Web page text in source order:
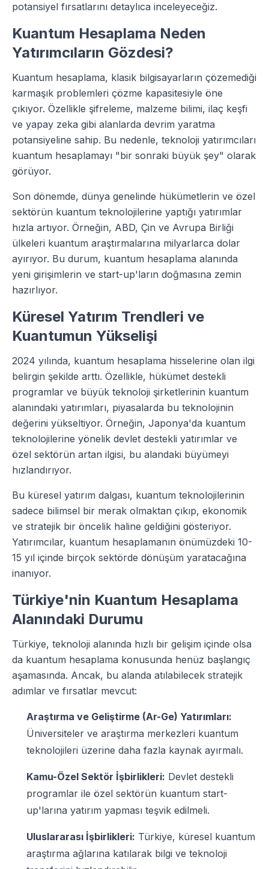
potansiyel fırsatlarını detaylıca inceleyeceğiz.
Kuantum Hesaplama Neden
Yatırımcıların Gözdesi?
Kuantum hesaplama, klasik bilgisayarların çözemediği
karmaşık problemleri çözme kapasitesiyle öne
çıkıyor. Özellikle şifreleme, malzeme bilimi, ilaç keşfi
ve yapay zeka gibi alanlarda devrim yaratma
potansiyeline sahip. Bu nedenle, teknoloji yatırımcıları
kuantum hesaplamayı "bir sonraki büyük şey" olarak
görüyor.
Son dönemde, dünya genelinde hükümetlerin ve özel
sektörün kuantum teknolojilerine yaptığı yatırımlar
hızla artıyor. Örneğin, ABD, Çin ve Avrupa Birliği
ülkeleri kuantum araştırmalarına milyarlarca dolar
ayırıyor. Bu durum, kuantum hesaplama alanında
yeni girişimlerin ve start-up'ların doğmasına zemin
hazırlıyor.
Küresel Yatırım Trendleri ve
Kuantumun Yükselişi
2024 yılında, kuantum hesaplama hisselerine olan ilgi
belirgin şekilde arttı. Özellikle, hükümet destekli
programlar ve büyük teknoloji şirketlerinin kuantum
alanındaki yatırımları, piyasalarda bu teknolojinin
değerini yükseltiyor. Örneğin, Japonya'da kuantum
teknolojilerine yönelik devlet destekli yatırımlar ve
özel sektörün artan ilgisi, bu alandaki büyümeyi
hızlandırıyor.
Bu küresel yatırım dalgası, kuantum teknolojilerinin
sadece bilimsel bir merak olmaktan çıkıp, ekonomik
ve stratejik bir öncelik haline geldiğini gösteriyor.
Yatırımcılar, kuantum hesaplamanın önümüzdeki 10-
15 yıl içinde birçok sektörde dönüşüm yaratacağına
inanıyor.
Türkiye'nin Kuantum Hesaplama
Alanındaki Durumu
Türkiye, teknoloji alanında hızlı bir gelişim içinde olsa
da kuantum hesaplama konusunda henüz başlangıç
aşamasında. Ancak, bu alanda atılabilecek stratejik
adımlar ve fırsatlar mevcut:
Araştırma ve Geliştirme (Ar-Ge) Yatırımları:
Üniversiteler ve araştırma merkezleri kuantum
teknolojileri üzerine daha fazla kaynak ayırmalı.
Kamu-Özel Sektör İşbirlikleri: Devlet destekli
programlar ile özel sektörün kuantum start-
up'larına yatırım yapması teşvik edilmeli.
Uluslararası İşbirlikleri: Türkiye, küresel kuantum
araştırma ağlarına katılarak bilgi ve teknoloji